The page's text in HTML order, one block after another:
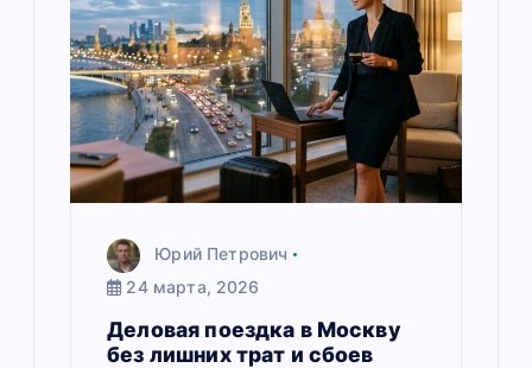
Юрий Петрович
24 марта, 2026
Деловая поездка в Москву
без лишних трат и сбоев